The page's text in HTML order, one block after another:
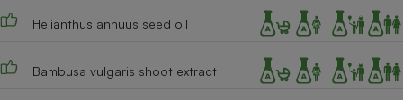
Helianthus annuus seed oil
Bambusa vulgaris shoot extract